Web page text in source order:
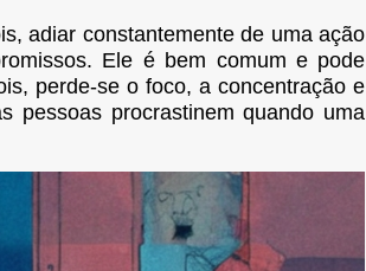
adiar constantemente de uma ação
Ele é bem comum e pode
perde-se o foco, a concentração e
pessoas procrastinem quando uma